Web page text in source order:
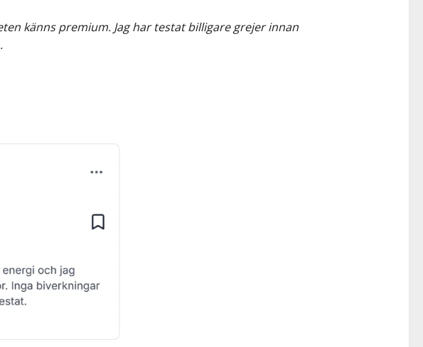
känns premium. Jag har testat billigare grejer innan